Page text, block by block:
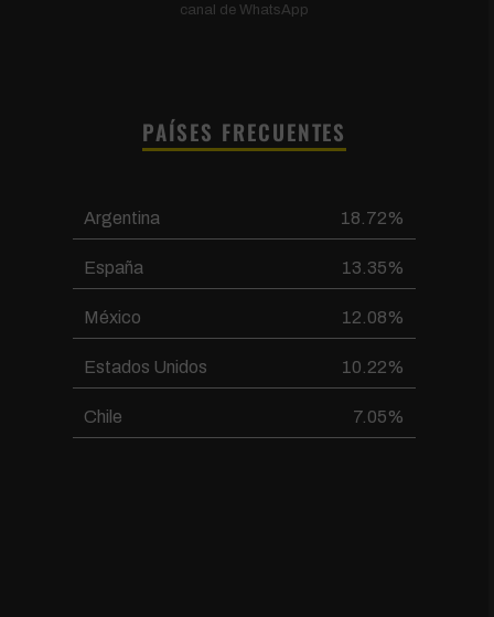
canal de WhatsApp
PAÍSES FRECUENTES
Argentina 18.72%
España 13.35%
México 12.08%
Estados Unidos 10.22%
Chile 7.05%